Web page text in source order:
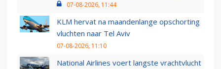
07-08-2026, 11:44
KLM hervat na maandenlange opschorting
vluchten naar Tel Aviv
07-08-2026, 11:10
National Airlines voert langste vrachtvlucht